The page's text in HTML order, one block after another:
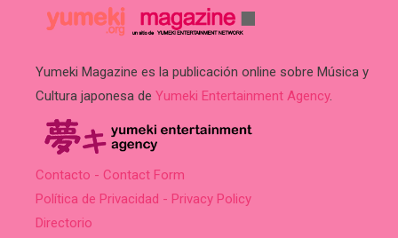
Yumeki Magazine es la publicación online sobre Música y
Cultura japonesa de Yumeki Entertainment Agency.
Contacto - Contact Form
Política de Privacidad - Privacy Policy
Directorio